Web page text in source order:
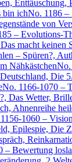
Enttäuschung,
bin ichNo. 1186 –
von
– Evolutions-
macht keinen
– Spüren?,
NähkästchenNo.
Die
No. 1166-1070 –
Das Wetter,
Ahnenreihe
1060 –
Epilespie, Die
– Bewertung